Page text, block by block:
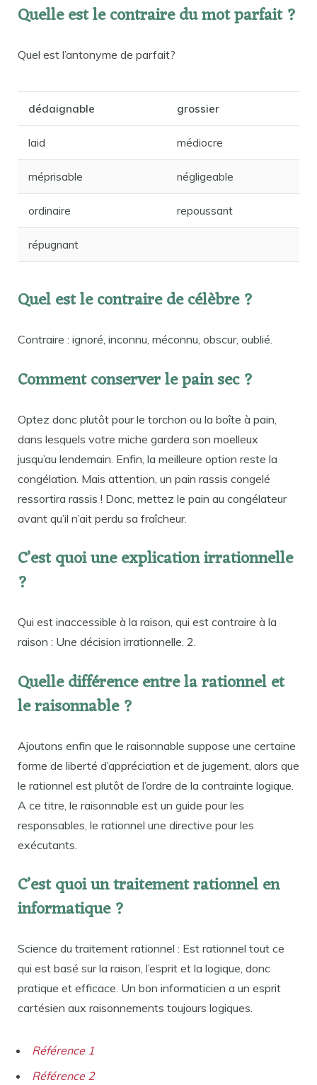
Quelle est le contraire du mot parfait ?
Quel est l’antonyme de parfait?
dédaignable grossier
laid médiocre
méprisable négligeable
ordinaire repoussant
répugnant
Quel est le contraire de célèbre ?
Contraire : ignoré, inconnu, méconnu, obscur, oublié.
Comment conserver le pain sec ?
Optez donc plutôt pour le torchon ou la boîte à pain,
dans lesquels votre miche gardera son moelleux
jusqu’au lendemain. Enfin, la meilleure option reste la
congélation. Mais attention, un pain rassis congelé
ressortira rassis ! Donc, mettez le pain au congélateur
avant qu’il n’ait perdu sa fraîcheur.
C’est quoi une explication irrationnelle
?
Qui est inaccessible à la raison, qui est contraire à la
raison : Une décision irrationnelle. 2.
Quelle différence entre la rationnel et
le raisonnable ?
Ajoutons enfin que le raisonnable suppose une certaine
forme de liberté d’appréciation et de jugement, alors que
le rationnel est plutôt de l’ordre de la contrainte logique.
A ce titre, le raisonnable est un guide pour les
responsables, le rationnel une directive pour les
exécutants.
C’est quoi un traitement rationnel en
informatique ?
Science du traitement rationnel : Est rationnel tout ce
qui est basé sur la raison, l’esprit et la logique, donc
pratique et efficace. Un bon informaticien a un esprit
cartésien aux raisonnements toujours logiques.
Référence 1
Référence 2